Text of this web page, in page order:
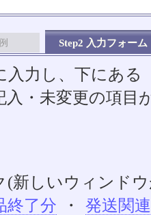
Step2 入力フォーム
入力し、下にあ
入・未変更の項目
(新しいウィンド
終了分
・ 発送関